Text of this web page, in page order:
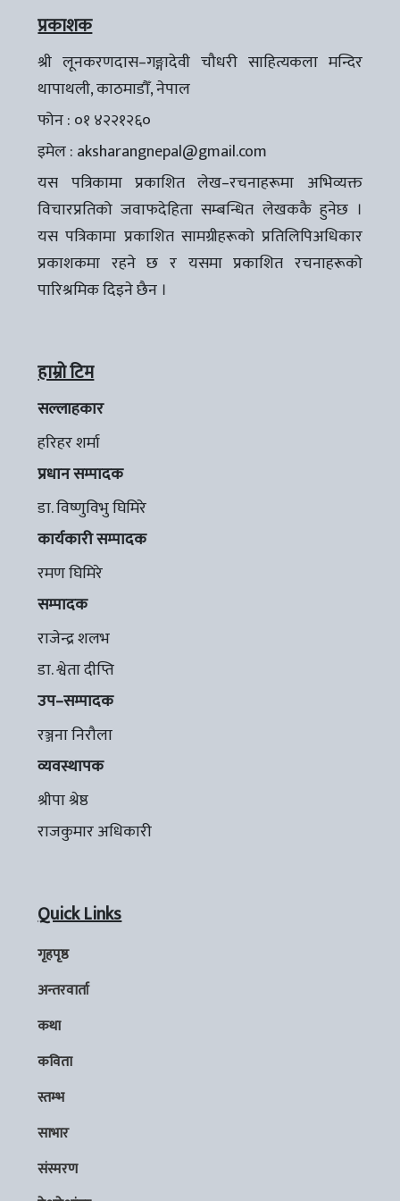
प्रकाशक
श्री लूनकरणदास–गङ्गादेवी चौधरी साहित्यकला मन्दिर
थापाथली, काठमाडौँ, नेपाल
फोन : ०१ ४२२१२६०
इमेल : aksharangnepal@gmail.com
यस पत्रिकामा प्रकाशित लेख–रचनाहरूमा अभिव्यक्त
विचारप्रतिको जवाफदेहिता सम्बन्धित लेखककै हुनेछ ।
यस पत्रिकामा प्रकाशित सामग्रीहरूको प्रतिलिपिअधिकार
प्रकाशकमा रहने छ र यसमा प्रकाशित रचनाहरूको
पारिश्रमिक दिइने छैन ।
हाम्रो टिम
सल्लाहकार
हरिहर शर्मा
प्रधान सम्पादक
डा. विष्णुविभु घिमिरे
कार्यकारी सम्पादक
रमण घिमिरे
सम्पादक
राजेन्द्र शलभ
डा. श्वेता दीप्ति
उप–सम्पादक
रञ्जना निरौला
व्यवस्थापक
श्रीपा श्रेष्ठ
राजकुमार अधिकारी
Quick Links
गृहपृष्ठ
अन्तरवार्ता
कथा
कविता
स्तम्भ
साभार
संस्मरण